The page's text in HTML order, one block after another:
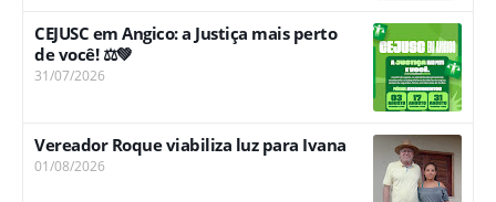
CEJUSC em Angico: a Justiça mais perto
de você! ⚖️💚
31/07/2026
Vereador Roque viabiliza luz para Ivana
01/08/2026